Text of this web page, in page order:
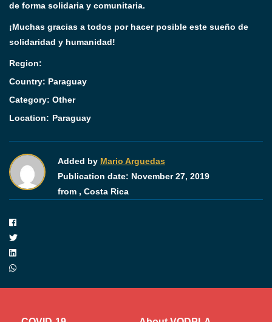
de forma solidaria y comunitaria.
¡Muchas gracias a todos por hacer posible este sueño de
solidaridad y humanidad!
Region:
Country: Paraguay
Category: Other
Location: Paraguay
Added by Mario Arguedas
Publication date: November 27, 2019
from , Costa Rica